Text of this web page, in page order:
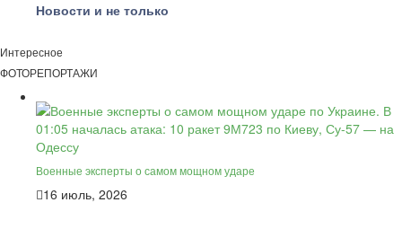
Новости и не только
Интересное
ФОТОРЕПОРТАЖИ
Военные эксперты о самом мощном ударе
16 июль, 2026